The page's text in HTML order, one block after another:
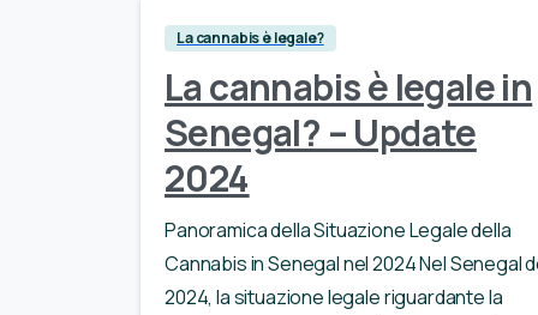
La cannabis è legale?
La cannabis è legale in
Senegal? – Update
2024
Panoramica della Situazione Legale della
Cannabis in Senegal nel 2024 Nel Senegal
2024, la situazione legale riguardante la